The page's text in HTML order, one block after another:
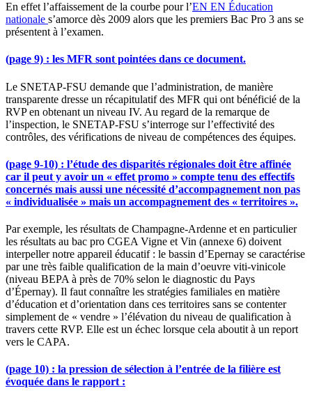
En effet l’affaissement de la courbe pour l’EN EN Éducation
nationale s’amorce dès 2009 alors que les premiers Bac Pro 3 ans se
présentent à l’examen.
(page 9) : les MFR sont pointées dans ce document.
Le SNETAP-FSU demande que l’administration, de manière
transparente dresse un récapitulatif des MFR qui ont bénéficié de la
RVP en obtenant un niveau IV. Au regard de la remarque de
l’inspection, le SNETAP-FSU s’interroge sur l’effectivité des
contrôles, des vérifications de niveau de compétences des équipes.
(page 9-10) : l’étude des disparités régionales doit être affinée
car il peut y avoir un « effet promo » compte tenu des effectifs
concernés mais aussi une nécessité d’accompagnement non pas
« individualisée » mais un accompagnement des « territoires ».
Par exemple, les résultats de Champagne-Ardenne et en particulier
les résultats au bac pro CGEA Vigne et Vin (annexe 6) doivent
interpeller notre appareil éducatif : le bassin d’Epernay se caractérise
par une très faible qualification de la main d’oeuvre viti-vinicole
(niveau BEPA à près de 70% selon le diagnostic du Pays
d’Épernay). Il faut connaître les stratégies familiales en matière
d’éducation et d’orientation dans ces territoires sans se contenter
simplement de « vendre » l’élévation du niveau de qualification à
travers cette RVP. Elle est un échec lorsque cela aboutit à un report
vers le CAPA.
(page 10) : la pression de sélection à l’entrée de la filière est
évoquée dans le rapport :